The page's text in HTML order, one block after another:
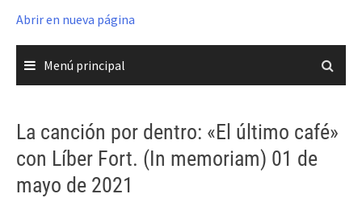
Abrir en nueva página
Menú principal
La canción por dentro: «El último café»
con Líber Fort. (In memoriam) 01 de
mayo de 2021